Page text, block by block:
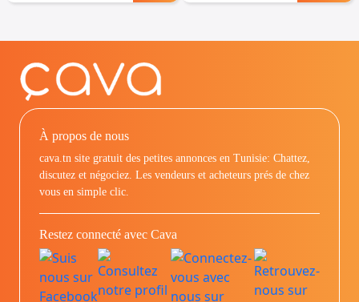
À propos de nous
cava.tn site gratuit des petites annonces en Tunisie: Chattez,
discutez et négociez. Les vendeurs et acheteurs prés de chez
vous en simple clic.
Restez connecté avec Cava